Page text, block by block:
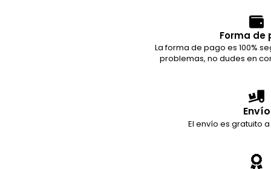
Forma de
La forma de pago es 100%
problemas, no dudes en
Envío
El envío es gratuito